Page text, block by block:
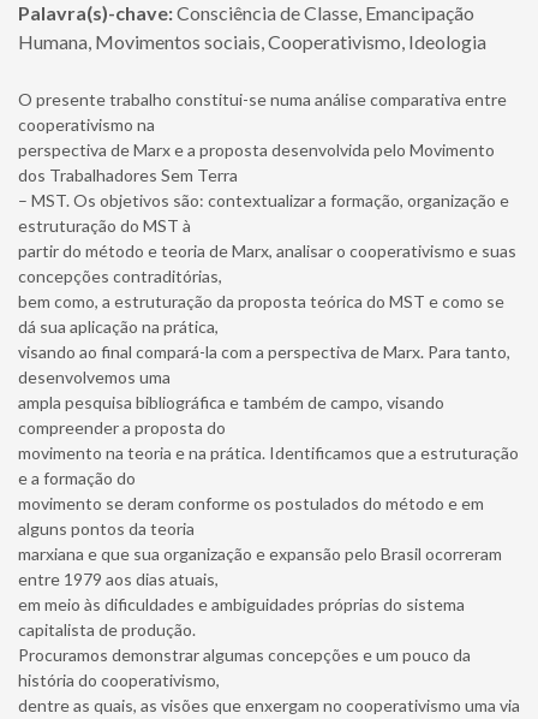
Palavra(s)-chave:Consciência de Classe, Emancipação
Humana, Movimentos sociais, Cooperativismo, Ideologia
O presente trabalho constitui-se numa análise comparativa entre
cooperativismo na
perspectiva de Marx e a proposta desenvolvida pelo Movimento
dos Trabalhadores Sem Terra
– MST. Os objetivos são: contextualizar a formação, organização e
estruturação do MST à
partir do método e teoria de Marx, analisar o cooperativismo e suas
concepções contraditórias,
bem como, a estruturação da proposta teórica do MST e como se
dá sua aplicação na prática,
visando ao final compará-la com a perspectiva de Marx. Para tanto,
desenvolvemos uma
ampla pesquisa bibliográfica e também de campo, visando
compreender a proposta do
movimento na teoria e na prática. Identificamos que a estruturação
e a formação do
movimento se deram conforme os postulados do método e em
alguns pontos da teoria
marxiana e que sua organização e expansão pelo Brasil ocorreram
entre 1979 aos dias atuais,
em meio às dificuldades e ambiguidades próprias do sistema
capitalista de produção.
Procuramos demonstrar algumas concepções e um pouco da
história do cooperativismo,
dentre as quais, as visões que enxergam no cooperativismo uma via